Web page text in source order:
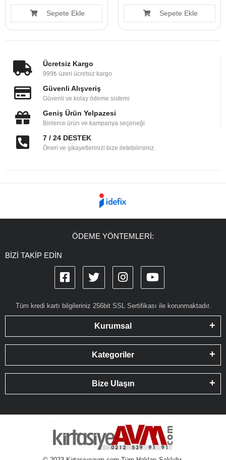
Sepete Ekle Sepete Ekle
Ücretsiz Kargo
999₺ üzeri ücretsiz kargo
Güvenli Alışveriş
Güvenli ve kolay ödeme sistemi
Geniş Ürün Yelpazesi
Binlerce ürün ve kampanya seçeneği
7 / 24 DESTEK
Öneri ve şikayetlerinizi bize iletebilirsiniz.
ÖDEME YÖNTEMLERİ:
BİZİ TAKİP EDİN
Tüm kredi kartı bilgileriniz 256bit SSL Sertifikası ile korunmaktadır.
Kurumsal
Kategoriler
Bize Ulaşın